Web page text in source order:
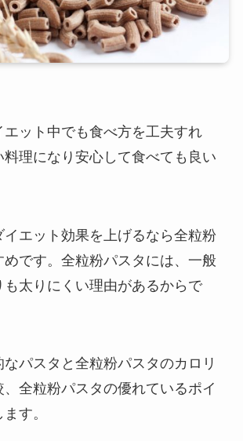
ット中でも食べ方を工夫すれ
料理になり安心して食べても良い
イエット効果を上げるなら全粒粉
です。全粒粉パスタには、一般
も太りにくい理由があるからで
パスタと全粒粉パスタのカロリ
全粒粉パスタの優れているポイ
す。